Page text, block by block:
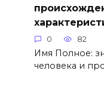
0 82
Имя Полное:
человека и